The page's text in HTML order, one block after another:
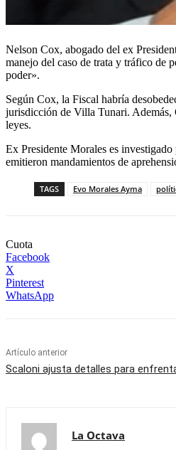
Nelson Cox, abogado del ex
manejo del caso de trata y tráfico de
poder».
Según Cox, la Fiscal habría
jurisdicción de Villa Tunari. Además,
leyes.
Ex Presidente Morales es
emitieron mandamientos de
TAGS Evo Morales Ayma
Cuota
Facebook
X
Pinterest
WhatsApp
Artículo anterior
Scaloni ajusta detalles para
La Octava